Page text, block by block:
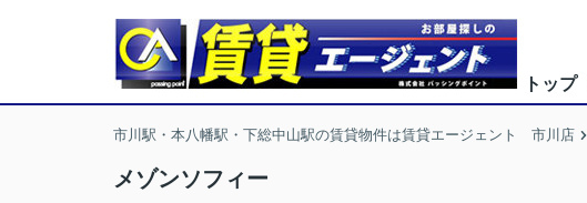
トップ
市川駅・本八幡駅・下総中山駅の賃貸物件は賃貸エージェント 市川店
メゾンソフィー